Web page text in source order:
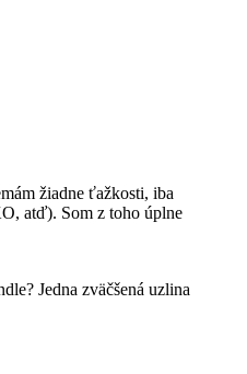
žiadne ťažkosti, iba
atď). Som z toho úplne
Jedna zväčšená uzlina